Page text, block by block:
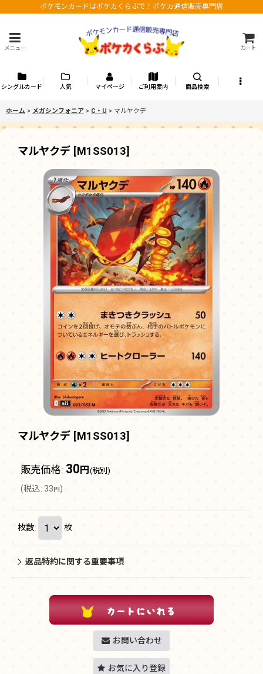
ポケモンカードはポケカくらぶで！ポケカ通信販売専門店
メニュー カート
シングルカード 人気 マイページ ご利用案内 商品検索
ホーム > メガシンフォニア > C・U > マルヤクデ
マルヤクデ [M1SS013]
マルヤクデ [M1SS013]
販売価格: 30 円 (税別)
(税込: 33 円 )
枚数: 枚
返品特約に関する重要事項
お問い合わせ
お気に入り登録